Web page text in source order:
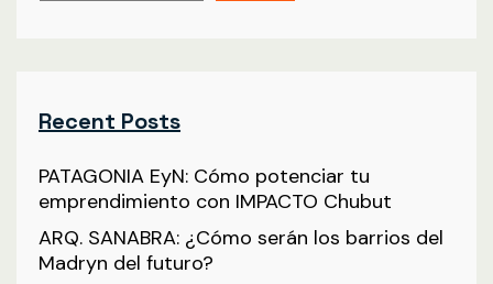
Recent Posts
PATAGONIA EyN: Cómo potenciar tu
emprendimiento con IMPACTO Chubut
ARQ. SANABRA: ¿Cómo serán los barrios del
Madryn del futuro?